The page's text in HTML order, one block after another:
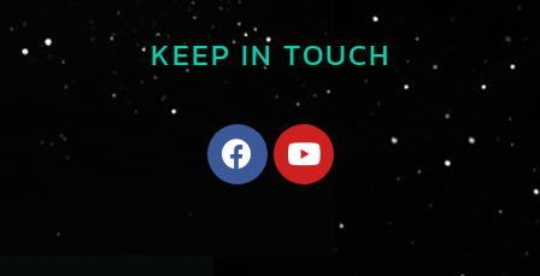
KEEP IN TOUCH